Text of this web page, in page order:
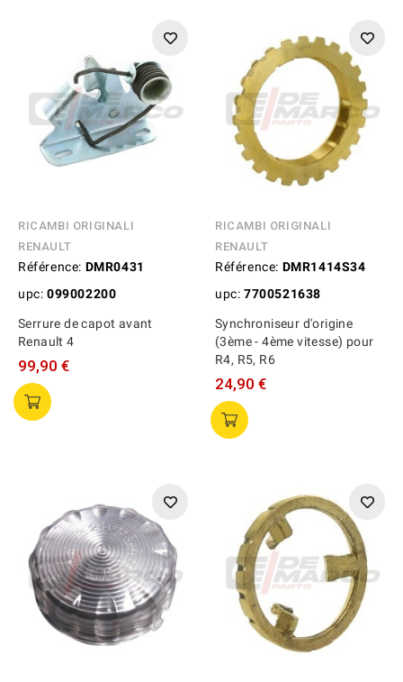
RICAMBI ORIGINALI
RENAULT
Référence: DMR0431
upc: 099002200
Serrure de capot avant
Renault 4
99,90 €
RICAMBI ORIGINALI
RENAULT
Référence: DMR1414S34
upc: 7700521638
Synchroniseur d'origine
(3ème - 4ème vitesse) pour
R4, R5, R6
24,90 €